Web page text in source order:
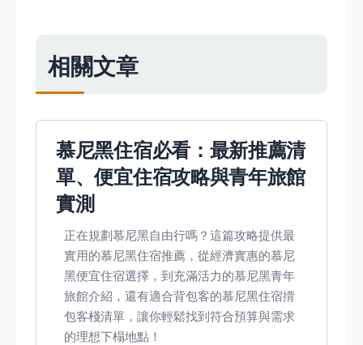
相關文章
慕尼黑住宿必看：最新推薦清
單、便宜住宿攻略與青年旅館
實測
正在規劃慕尼黑自由行嗎？這篇攻略提供最
實用的慕尼黑住宿推薦，從經濟實惠的慕尼
黑便宜住宿選擇，到充滿活力的慕尼黑青年
旅館介紹，還有適合背包客的慕尼黑住宿揹
包客棧清單，讓你輕鬆找到符合預算與需求
的理想下榻地點！